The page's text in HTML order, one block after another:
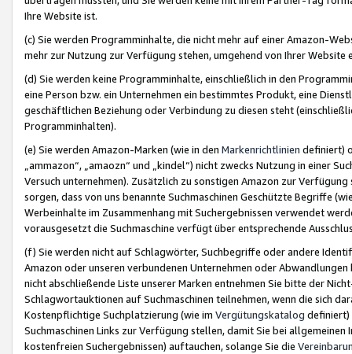
Ihre Website ist.
(c) Sie werden Programminhalte, die nicht mehr auf einer Amazon-
mehr zur Nutzung zur Verfügung stehen, umgehend von Ihrer
(d) Sie werden keine Programminhalte, einschließlich in den
eine Person bzw. ein Unternehmen ein bestimmtes Produkt, eine
geschäftlichen Beziehung oder Verbindung zu diesen steht
Programminhalten).
(e) Sie werden Amazon-Marken (wie in den Markenrichtlinien definiert)
„ammazon“, „amaozn“ und „kindel“) nicht zwecks Nutzung in einer
Versuch unternehmen). Zusätzlich zu sonstigen Amazon zur
sorgen, dass von uns benannte Suchmaschinen Geschützte Begriffe
Werbeinhalte im Zusammenhang mit Suchergebnissen verwendet
vorausgesetzt die Suchmaschine verfügt über entsprechende
(f) Sie werden nicht auf Schlagwörter, Suchbegriffe oder andere
Amazon oder unseren verbundenen Unternehmen oder
nicht abschließende Liste unserer Marken entnehmen Sie bitte der
Schlagwortauktionen auf Suchmaschinen teilnehmen, wenn die sich
Kostenpflichtige Suchplatzierung (wie im Vergütungskatalog definiert)
Suchmaschinen Links zur Verfügung stellen, damit Sie bei
kostenfreien Suchergebnissen) auftauchen, solange Sie die